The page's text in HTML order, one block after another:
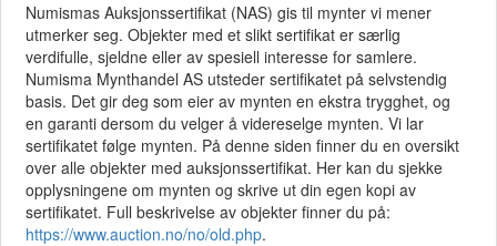
Numismas Auksjonssertifikat (NAS) gis til mynter vi mener
utmerker seg. Objekter med et slikt sertifikat er særlig
verdifulle, sjeldne eller av spesiell interesse for samlere.
Numisma Mynthandel AS utsteder sertifikatet på selvstendig
basis. Det gir deg som eier av mynten en ekstra trygghet, og
en garanti dersom du velger å videreselge mynten. Vi lar
sertifikatet følge mynten. På denne siden finner du en oversikt
over alle objekter med auksjonssertifikat. Her kan du sjekke
opplysningene om mynten og skrive ut din egen kopi av
sertifikatet. Full beskrivelse av objekter finner du på:
https://www.auction.no/no/old.php.